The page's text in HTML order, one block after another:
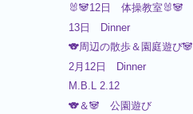
🐰🐼12日 体操教室🐰🐼
13日 Dinner
🐨周辺の散歩＆園庭遊び🐼
2月12日 Dinner
M.B.L 2.12
🐨＆🐼 公園遊び